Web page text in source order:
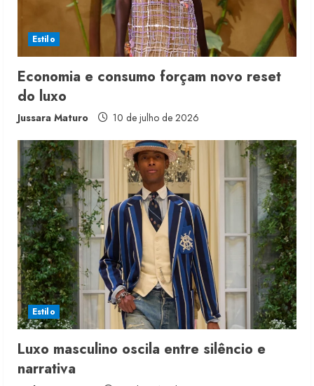
Estilo
Economia e consumo forçam novo reset
do luxo
Jussara Maturo 10 de julho de 2026
Estilo
Luxo masculino oscila entre silêncio e
narrativa
2
Moda vende US$63,7 bilhões em
produtos licenciados
6 de agosto de 2026
3
Renata Caixeta assume Movimento
Sou de Algodão
5 de agosto de 2026